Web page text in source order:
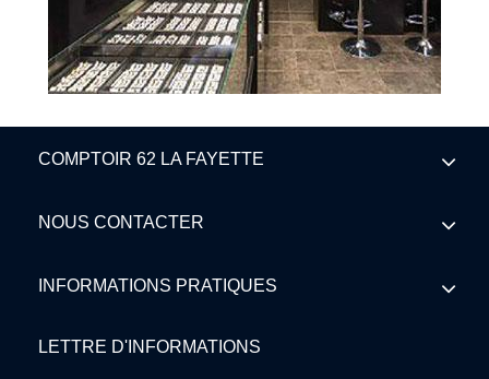
COMPTOIR 62 LA FAYETTE
NOUS CONTACTER
INFORMATIONS PRATIQUES
LETTRE D'INFORMATIONS